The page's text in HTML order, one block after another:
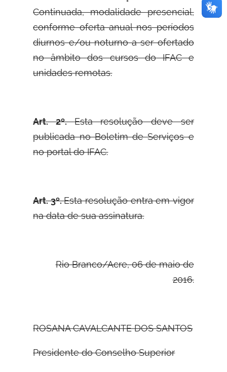
Continuada, modalidade presencial,
conforme oferta anual nos períodos
diurnos e/ou noturno a ser ofertado
no âmbito dos cursos do IFAC e
unidades remotas.
Art. 2º.Esta resolução deve ser
publicada no Boletim de Serviços e
no portal do IFAC.
Art. 3º.Esta resolução entra em vigor
na data de sua assinatura.
Rio Branco/Acre, 06 de maio de
2016.
ROSANA CAVALCANTE DOS SANTOS
Presidente do Conselho Superior